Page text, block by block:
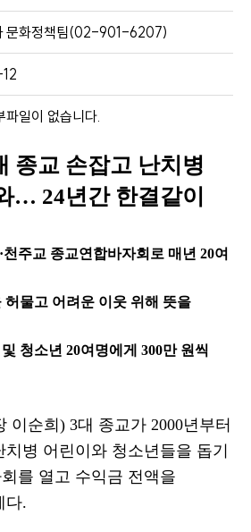
문화정책팀(02-901-6207)
파일이 없습니다.
종교 손잡고 난치병
… 24년간 한결같이
·천주교 종교연합바자회로 매년 20여
허물고 어려운 이웃 위해 뜻을
청소년 20여명에게 300만 원씩
이순희 ) 3대 종교가 2000년부터
치병 어린이와 청소년들을 돕기
를 열고 수익금 전액을
다.